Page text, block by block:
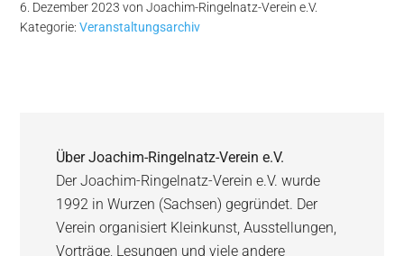
6. Dezember 2023 vonJoachim-Ringelnatz-Verein e.V.
Kategorie:Veranstaltungsarchiv
ÜberJoachim-Ringelnatz-Verein e.V.
Der Joachim-Ringelnatz-Verein e.V. wurde
1992 in Wurzen (Sachsen) gegründet. Der
Verein organisiert Kleinkunst, Ausstellungen,
Vorträge, Lesungen und viele andere